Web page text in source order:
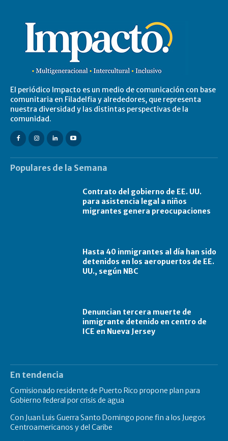
El periódico Impacto es un medio de comunicación con base
comunitaria en Filadelfia y alrededores, que representa
nuestra diversidad y las distintas perspectivas de la
comunidad.
Populares de la Semana
Contrato del gobierno de EE. UU.
para asistencia legal a niños
migrantes genera preocupaciones
Hasta 40 inmigrantes al día han sido
detenidos en los aeropuertos de EE.
UU., según NBC
Denuncian tercera muerte de
inmigrante detenido en centro de
ICE en Nueva Jersey
En tendencia
Comisionado residente de Puerto Rico propone plan para
Gobierno federal por crisis de agua
Con Juan Luis Guerra Santo Domingo pone fin a los Juegos
Centroamericanos y del Caribe